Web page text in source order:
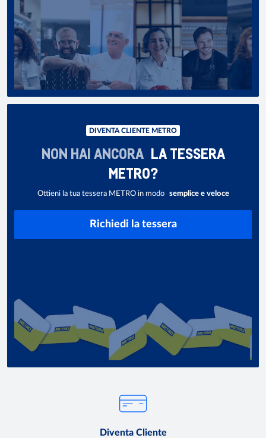
DIVENTA CLIENTE METRO
NON HAI ANCORA LA TESSERA
METRO?
Ottieni la tua tessera METRO in modo semplice e veloce
Richiedi la tessera
Diventa Cliente